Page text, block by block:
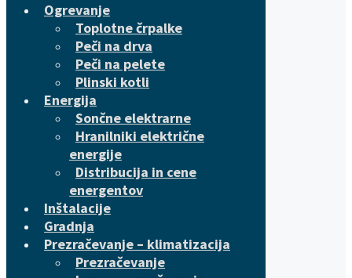
Ogrevanje
Toplotne črpalke
Peči na drva
Peči na pelete
Plinski kotli
Energija
Sončne elektrarne
Hranilniki električne
energije
Distribucija in cene
energentov
Inštalacije
Gradnja
Prezračevanje – klimatizacija
Prezračevanje